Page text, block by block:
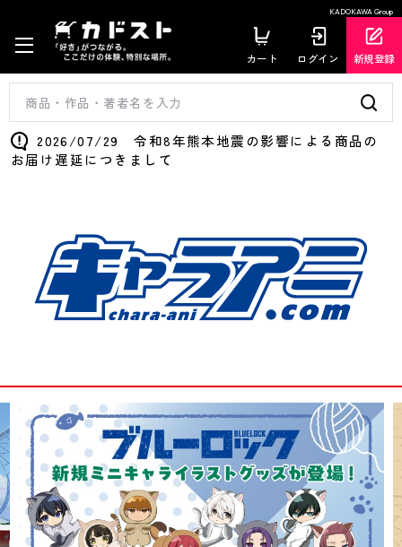
KADOKAWA Group
カート ログイン 新規登録
2026/07/29 令和8年熊本地震の影響による商品の
お届け遅延につきまして